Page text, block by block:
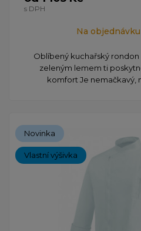
s DPH
Na
Oblíbený kuchařský
zeleným lemem ti
komfort Je nemačkavý,
Novinka
Vlastní výšivka